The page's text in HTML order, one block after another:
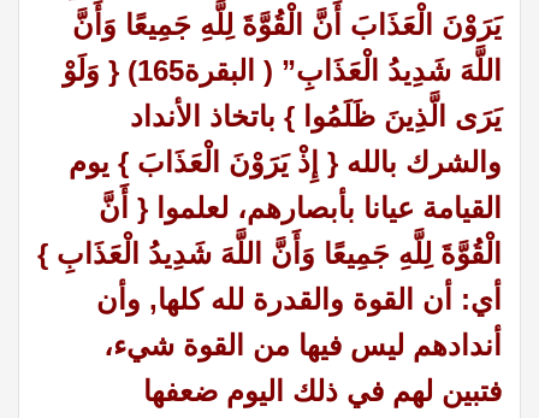
يَرَوْنَ الْعَذَابَ أَنَّ الْقُوَّةَ لِلَّهِ جَمِيعًا وَأَنَّ
اللَّهَ شَدِيدُ الْعَذَابِ” ( البقرة165)
{ وَلَوْ
يَرَى الَّذِينَ ظَلَمُوا } باتخاذ الأنداد
والشرك بالله { إِذْ يَرَوْنَ الْعَذَابَ } يوم
القيامة عيانا بأبصارهم، لعلموا { أَنَّ
الْقُوَّةَ لِلَّهِ جَمِيعًا وَأَنَّ اللَّهَ شَدِيدُ الْعَذَابِ }
أي: أن القوة والقدرة لله كلها, وأن
أندادهم ليس فيها من القوة شيء،
فتبين لهم في ذلك اليوم ضعفها